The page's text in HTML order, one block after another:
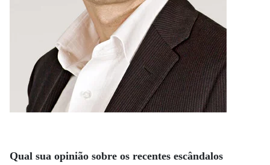
Qual sua opinião sobre os recentes escândalos